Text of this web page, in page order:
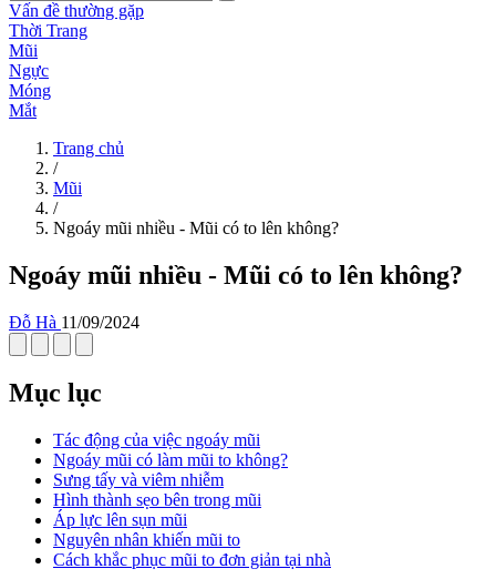
Vấn đề thường gặp
Thời Trang
Mũi
Ngực
Móng
Mắt
Trang chủ
/
Mũi
/
Ngoáy mũi nhiều - Mũi có to lên không?
Ngoáy mũi nhiều - Mũi có to lên không?
Đỗ Hà 11/09/2024
Mục lục
Tác động của việc ngoáy mũi
Ngoáy mũi có làm mũi to không?
Sưng tấy và viêm nhiễm
Hình thành sẹo bên trong mũi
Áp lực lên sụn mũi
Nguyên nhân khiến mũi to
Cách khắc phục mũi to đơn giản tại nhà